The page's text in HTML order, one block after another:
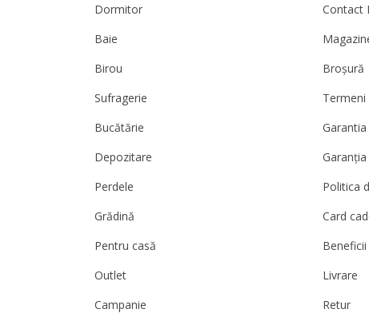
Dormitor
Baie
Birou
Sufragerie
Bucătărie
Depozitare
Perdele
Grădină
Pentru casă
Outlet
Campanie
Contact
Broșură
Termeni
Politica
Card
Livrare
Retur